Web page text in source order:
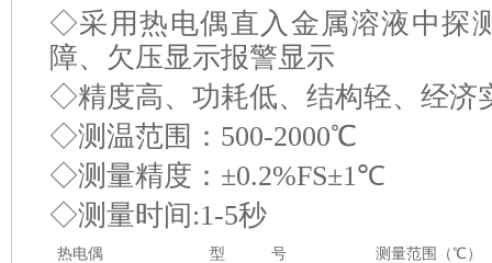
◇采用热电偶直入金属溶液中探
障、欠压显示报警显示
◇精度高、功耗低、结构轻、经济
◇测温范围： 500-2000℃
◇测量精度：±0.2%FS±1℃
◇测量时间 :1-5秒
热电偶 型 号
测量范围（℃）